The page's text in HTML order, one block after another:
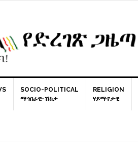
SOCIO-POLITICAL
ማኅበራዊ-ሽከታ
RELIGION
ሃይማኖታዊ